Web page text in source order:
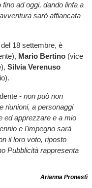
ad oggi, dando linfa a
sarò affiancata
18 settembre, è
Mario Bertino(vice
Silvia Verenuso
-non può non
riunioni, a personaggi
ed apprezzare e a mio
e l'impegno sarà
il loro voto, riposto
Pubblicità rappresenta
Arianna Pronestì